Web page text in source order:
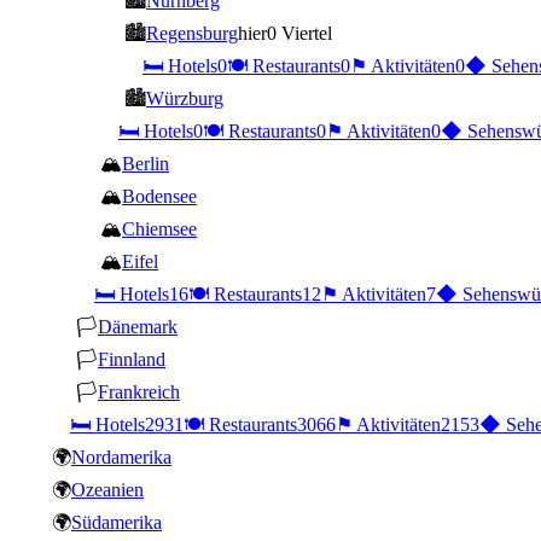
🏙Regensburghier0 Viertel
🛏 Hotels0🍽 Restaurants0⚑ Aktivitäten0◆
🏙Würzburg
🛏 Hotels0🍽 Restaurants0⚑ Aktivitäten0◆
🏔Berlin
🏔Bodensee
🏔Chiemsee
🏔Eifel
🛏 Hotels16🍽 Restaurants12⚑ Aktivitäten7◆
🏳Dänemark
🏳Finnland
🏳Frankreich
🛏 Hotels2931 🍽 Restaurants3066⚑ Aktivitäten2153◆
🌍Nordamerika
🌍Ozeanien
🌍Südamerika